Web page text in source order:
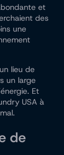
et
des
une
lieu de
un large
Et
USA à
de